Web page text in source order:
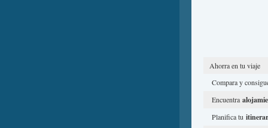
Ahorra en tu viaje
Compara y
Encuentra
Planifica tu